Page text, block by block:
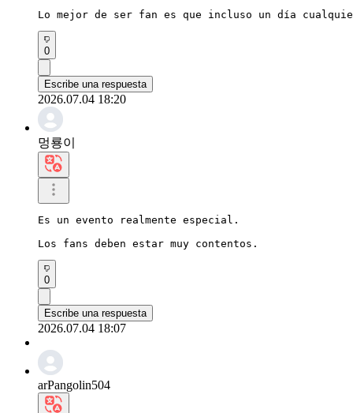
Lo mejor de ser fan es que incluso un día
0
Escribe una respuesta
2026.07.04 18:20
멍룡이
Es un evento realmente especial.
Los fans deben estar muy contentos.
0
Escribe una respuesta
2026.07.04 18:07
arPangolin504